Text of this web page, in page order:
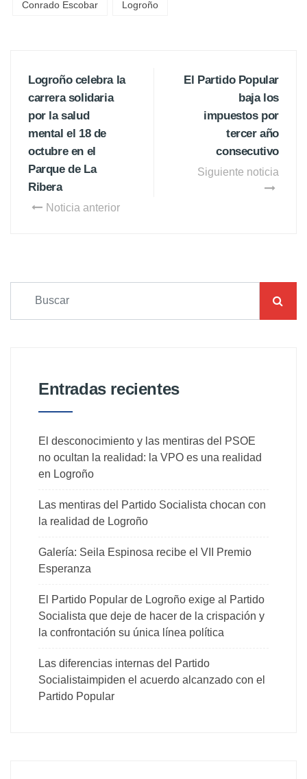
Conrado Escobar Logroño
Logroño celebra la
carrera solidaria
por la salud
mental el 18 de
octubre en el
Parque de La
Ribera
Noticia anterior
El Partido Popular
baja los
impuestos por
tercer año
consecutivo
Siguiente noticia
Entradas recientes
El desconocimiento y las mentiras del PSOE
no ocultan la realidad: la VPO es una realidad
en Logroño
Las mentiras del Partido Socialista chocan con
la realidad de Logroño
Galería: Seila Espinosa recibe el VII Premio
Esperanza
El Partido Popular de Logroño exige al Partido
Socialista que deje de hacer de la crispación y
la confrontación su única línea política
Las diferencias internas del Partido
Socialistaimpiden el acuerdo alcanzado con el
Partido Popular